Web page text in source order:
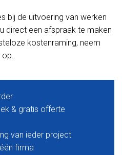
bij de uitvoering van werken
direct een afspraak te maken
kostenraming, neem
op.
& gratis offerte
van ieder project
firma